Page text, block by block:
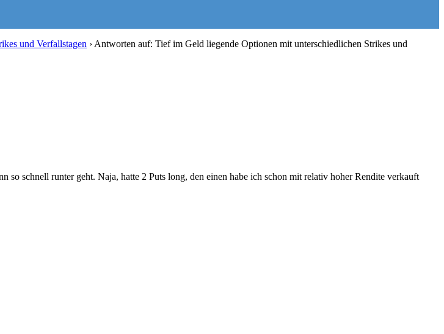
und Verfallstagen › Antworten auf: Tief im Geld liegende Optionen mit unterschiedlichen Strikes und
schnell runter geht. Naja, hatte 2 Puts long, den einen habe ich schon mit relativ hoher Rendite verkauft